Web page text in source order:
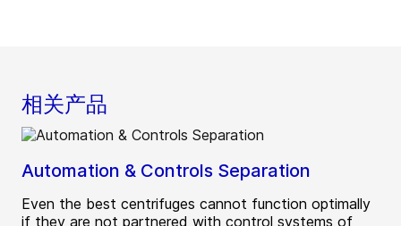
相关产品
Automation & Controls Separation
Even the best centrifuges cannot function optimally
if they are not partnered with control systems of